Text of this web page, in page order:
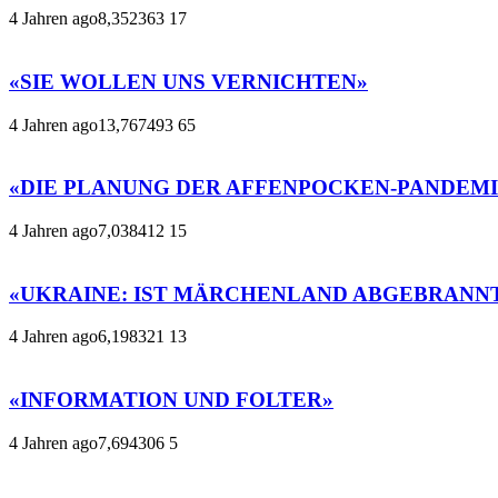
4 Jahren ago8,352363 17
«SIE WOLLEN UNS VERNICHTEN»
4 Jahren ago13,767493 65
«DIE PLANUNG DER AFFENPOCKEN-
4 Jahren ago7,038412 15
«UKRAINE: IST MÄRCHENLAND
4 Jahren ago6,198321 13
«INFORMATION UND FOLTER»
4 Jahren ago7,694306 5